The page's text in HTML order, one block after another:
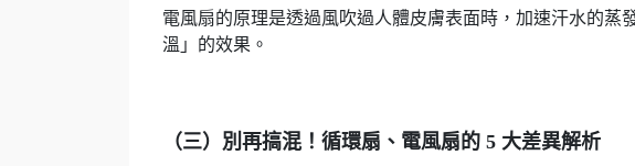
電風扇的原理是透過風吹過人體皮膚表面時，加速汗水的蒸
溫」的效果。
（三）別再搞混！循環扇、電風扇的 5 大差異解析